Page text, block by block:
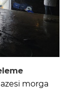
morga